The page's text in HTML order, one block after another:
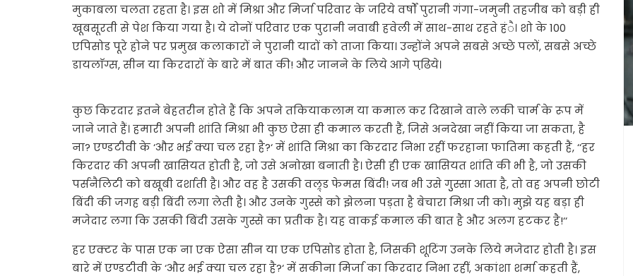
मुकाबला चलता रहता है। इस शो में मिश्रा और मिर्जा परिवार के जरिये वर्षों पुरानी गंगा-जमुनी तहजीब को बड़ी ही
खूबसूरती से पेश किया गया है। ये दोनों परिवार एक पुरानी नवाबी हवेली में साथ-साथ रहते हंै। शो के 100
एपिसोड पूरे होने पर प्रमुख कलाकारों ने पुरानी यादों को ताजा किया। उन्होंने अपने सबसे अच्छे पलों, सबसे अच्छे
डायलाॅग्स, सीन या किरदारों के बारे में बात की! और जानने के लिये आगे पढि़ये।
कुछ किरदार इतने बेहतरीन होते हैं कि अपने तकियाकलाम या कमाल कर दिखाने वाले लकी चार्म के रूप में
जाने जाते हैं। हमारी अपनी शांति मिश्रा भी कुछ ऐसा ही कमाल करती हैं, जिसे अनदेखा नहीं किया जा सकता, है
ना? एण्डटीवी के ‘और भई क्या चल रहा है?‘ में शांति मिश्रा का किरदार निभा रहीं फरहाना फातिमा कहती हैं, ‘‘हर
किरदार की अपनी खासियत होती है, जो उसे अनोखा बनाती है। ऐसी ही एक खासियत शांति की भी है, जो उसकी
पर्सनैलिटी को बखूबी दर्शाती है। और वह है उसकी वल्र्ड फेमस बिंदी! जब भी उसे गुुस्सा आता है, तो वह अपनी छोटी
बिंदी की जगह बड़ी बिंदी लगा लेती है। और उनके गुस्से को झेलना पड़ता है बेचारा मिश्रा जी को। मुझे यह बड़ा ही
मजेदार लगा कि उसकी बिंदी उसके गुस्से का प्रतीक है। यह वाकई कमाल की बात है और अलग हटकर है!‘‘
हर एक्टर के पास एक ना एक ऐसा सीन या एक एपिसोड होता है, जिसकी शूटिंग उनके लिये मजेदार होती है। इस
बारे में एण्डटीवी के ‘और भई क्या चल रहा है?‘ में सकीना मिर्जा का किरदार निभा रहीं, अकांशा शर्मा कहती हैं,